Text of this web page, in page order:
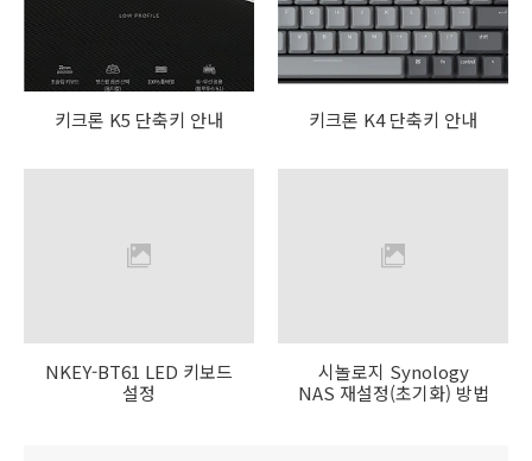
키크론 K5 단축키 안내 키크론 K4 단축키 안내
NKEY-BT61 LED 키보드
설정
시놀로지 Synology
NAS 재설정(초기화) 방법